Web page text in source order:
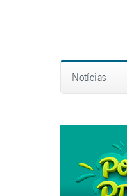
Notícias